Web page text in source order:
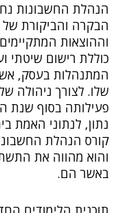
הנהלת החשבונות
הבקרה והביקורת של
וההוצאות
כוללת רישום שיטתי
המתנהלות בעסק,
שלו. לצורך ניהולה
פעילותה בסוף שנת
נתון, לנתוני האמת
קורס הנהלת
והוא מהווה את
באשר הם.